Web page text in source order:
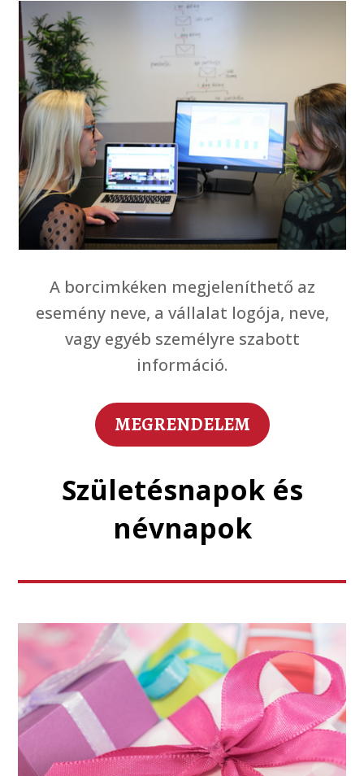
A borcimkéken megjeleníthető az
esemény neve, a vállalat logója, neve,
vagy egyéb személyre szabott
információ.
MEGRENDELEM
Születésnapok és
névnapok